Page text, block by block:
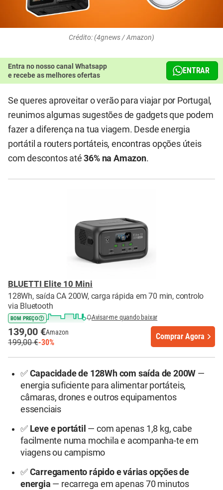
Crédito: (4gnews / Amazon)
Entra no nosso canal Whatsapp
e recebe as melhores ofertas
ENTRAR
Se queres aproveitar o verão para viajar por Portugal,
reunimos algumas sugestões de gadgets que podem
fazer a diferença na tua viagem. Desde energia
portátil a routers portáteis, encontras opções úteis
com descontos até36% na Amazon.
BLUETTI Elite 10 Mini
128Wh, saída CA 200W, carga rápida em 70 min, controlo
via Bluetooth
BOM PREÇO Avisar-me quando baixar
139,00 €Amazon
199,00 €-30%
Comprar Agora
✅ Capacidade de 128Wh com saída de 200W —
energia suficiente para alimentar portáteis,
câmaras, drones e outros equipamentos
essenciais
✅ Leve e portátil — com apenas 1,8 kg, cabe
facilmente numa mochila e acompanha-te em
viagens ou campismo
✅ Carregamento rápido e várias opções de
energia — recarrega em apenas 70 minutos